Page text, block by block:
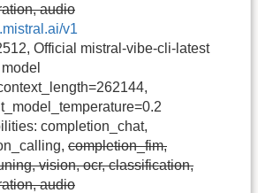
audio
v1
Official mistral-vibe-cli-latest
completion_chat,
completion_fim,
vision, ocr, classification,
audio